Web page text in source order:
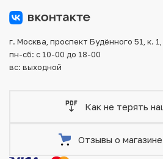
повреждения во время доставки.
г. Москва, проспект Будённого 51, к.
пн-сб: с 10-00 до 18-00
вс: выходной
Как не терять
Отзывы о